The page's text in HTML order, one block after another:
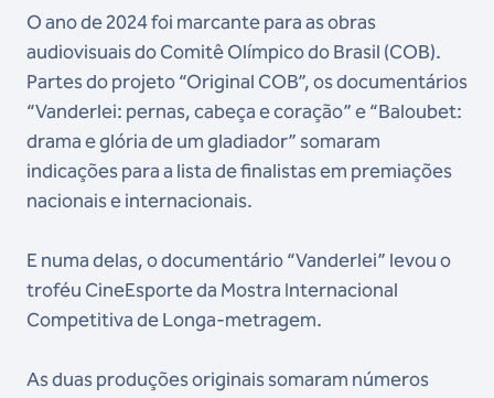
O ano de 2024 foi marcante para as obras
audiovisuais do Comitê Olímpico do Brasil (COB).
Partes do projeto “Original COB”, os documentários
“Vanderlei: pernas, cabeça e coração” e “Baloubet:
drama e glória de um gladiador” somaram
indicações para a lista de finalistas em premiações
nacionais e internacionais.
E numa delas, o documentário “Vanderlei” levou o
troféu CineEsporte da Mostra Internacional
Competitiva de Longa-metragem.
As duas produções originais somaram números